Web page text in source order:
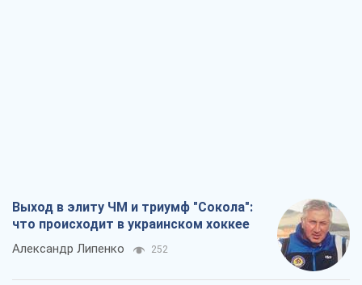
Выход в элиту ЧМ и триумф "Сокола":
что происходит в украинском хоккее
Александр Липенко 252